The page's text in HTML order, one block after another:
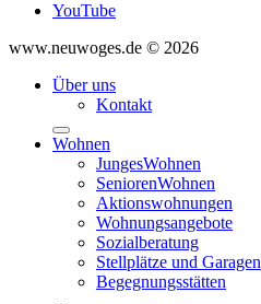
YouTube
www.neuwoges.de © 2026
Über uns
Kontakt
Wohnen
JungesWohnen
SeniorenWohnen
Aktionswohnungen
Wohnungsangebote
Sozialberatung
Stellplätze und Garagen
Begegnungsstätten